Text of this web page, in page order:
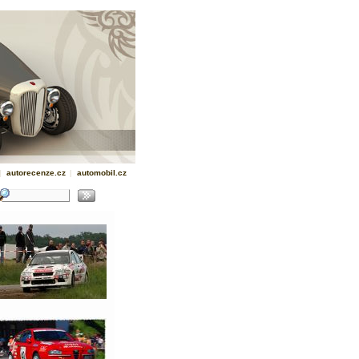
autorecenze.cz | automobil.cz